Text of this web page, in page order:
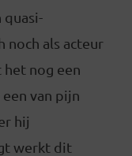
noch als acteur
nog een
van pijn
hij
werkt dit